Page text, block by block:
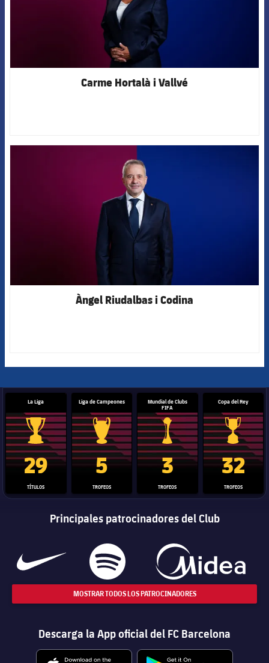
Carme Hortalà i Vallvé
Àngel Riudalbas i Codina
La Liga
Trofeo de La Liga
29
TÍTULOS
Liga de Campeones
Trofeo de la Liga de Campeones
5
TROFEOS
Mundial de Clubs
FIFA
Trofeo del Mundial de
3
TROFEOS
Copa del Rey
Copa del
32
TROFEOS
Principales patrocinadores del Club
MOSTRAR TODOS LOS PATROCINADORES
Descarga la App oficial del FC Barcelona